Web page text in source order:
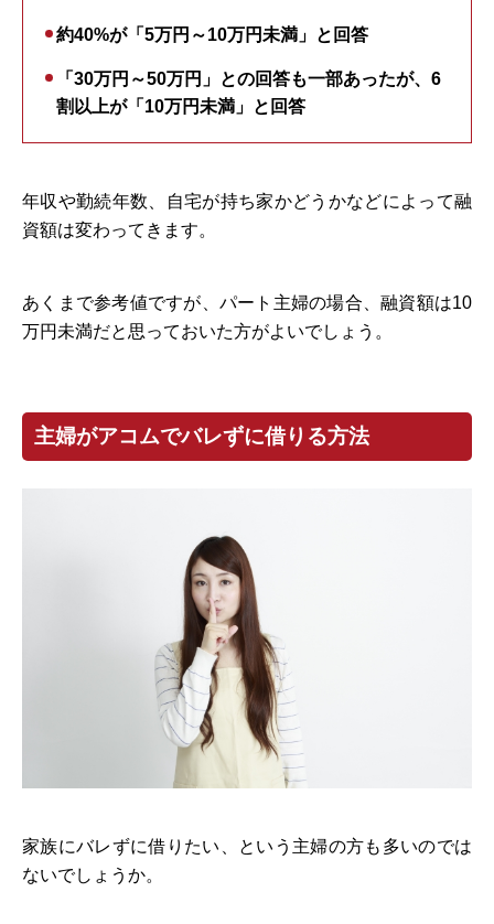
約40%が「5万円～10万円未満」と回答
「30万円～50万円」との回答も一部あったが、6
割以上が「10万円未満」と回答
年収や勤続年数、自宅が持ち家かどうかなどによって融
資額は変わってきます。
あくまで参考値ですが、パート主婦の場合、融資額は10
万円未満だと思っておいた方がよいでしょう。
主婦がアコムでバレずに借りる方法
家族にバレずに借りたい、という主婦の方も多いのでは
ないでしょうか。